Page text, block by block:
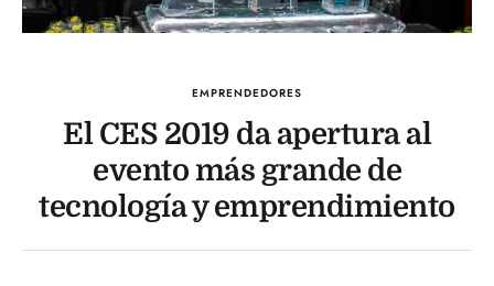
EMPRENDEDORES
El CES 2019 da apertura al
evento más grande de
tecnología y emprendimiento